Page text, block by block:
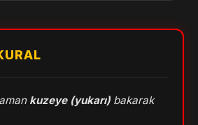
kuzeye (yukarı) bakarak